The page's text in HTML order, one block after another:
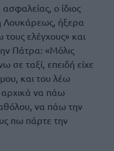
ο ίδιος
Λουκάρεως, ήξερα
ελέγχους» και
Πάτρα: «Μόλις
σε ταξί, επειδή είχε
και του λέω
να πάω
να πάω την
πω πάρτε την